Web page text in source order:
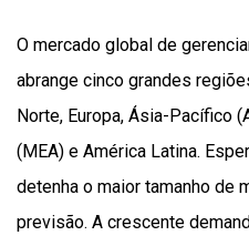
O mercado global de
abrange cinco grandes
Norte, Europa, Ásia-Pacífico
(MEA) e América Latina.
detenha o maior tamanho de
previsão. A crescente